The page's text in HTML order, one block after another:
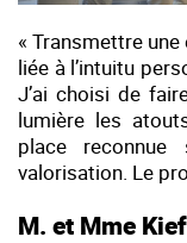
« Transmettre
liée à l’intuitu
J’ai choisi de
lumière les
place
valorisation. Le
M. et Mme